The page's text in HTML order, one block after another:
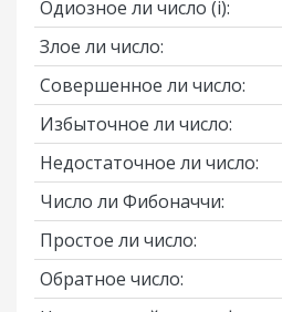
Одиозное ли число (i):
Злое ли число:
Совершенное ли число:
Избыточное ли число:
Недостаточное ли число:
Число ли Фибоначчи:
Простое ли число:
Обратное число: